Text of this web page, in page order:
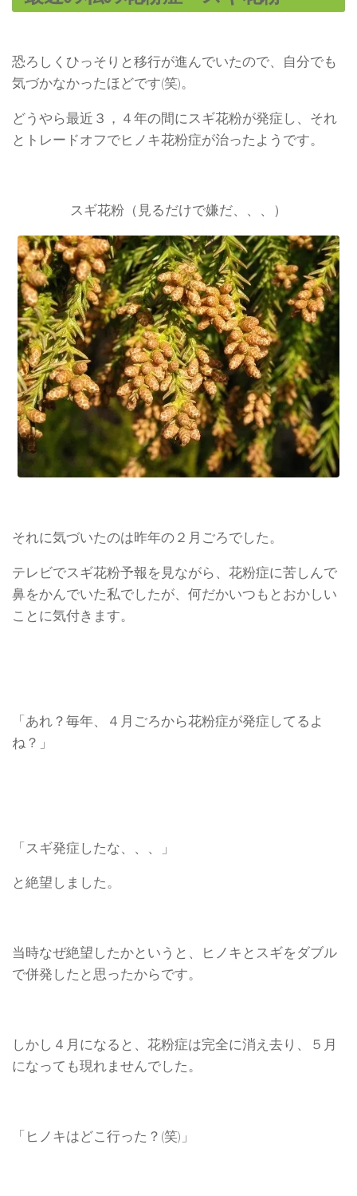
恐ろしくひっそりと移行が進んでいたので、自分でも
気づかなかったほどです(笑)。
どうやら最近３，４年の間にスギ花粉が発症し、それ
とトレードオフでヒノキ花粉症が治ったようです。
スギ花粉（見るだけで嫌だ、、、）
それに気づいたのは昨年の２月ごろでした。
テレビでスギ花粉予報を見ながら、花粉症に苦しんで
鼻をかんでいた私でしたが、何だかいつもとおかしい
ことに気付きます。
「あれ？毎年、４月ごろから花粉症が発症してるよ
ね？」
「スギ発症したな、、、」
と絶望しました。
当時なぜ絶望したかというと、ヒノキとスギをダブル
で併発したと思ったからです。
しかし４月になると、花粉症は完全に消え去り、５月
になっても現れませんでした。
「ヒノキはどこ行った？(笑)」